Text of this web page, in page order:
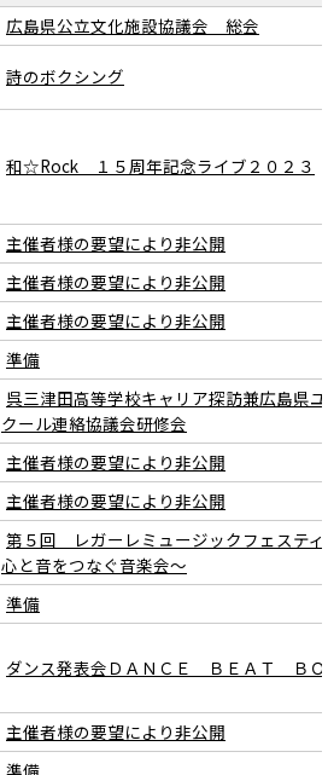
広島県公立文化施設協議会 総会
詩のボクシング
和☆Rock １５周年記念ライブ２０２３
主催者様の要望により非公開
主催者様の要望により非公開
主催者様の要望により非公開
準備
呉三津田高等学校キャリア探訪兼広島県
クール連絡協議会研修会
主催者様の要望により非公開
主催者様の要望により非公開
第５回 レガーレミュージックフェステ
心と音をつなぐ音楽会～
準備
ダンス発表会ＤＡＮＣＥ ＢＥＡＴ Ｂ
主催者様の要望により非公開
準備